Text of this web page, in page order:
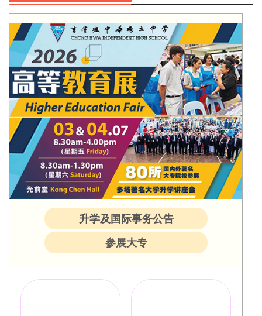
升学及国际事务公告
参展大专